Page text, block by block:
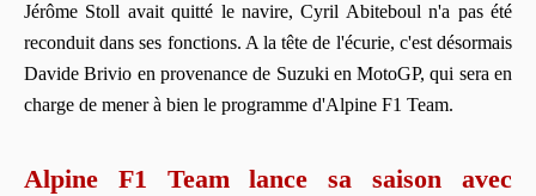
Jérôme Stoll avait quitté le navire, Cyril Abiteboul n'a pas été
reconduit dans ses fonctions. A la tête de l'écurie, c'est désormais
Davide Brivio en provenance de Suzuki en MotoGP, qui sera en
charge de mener à bien le programme d'Alpine F1 Team.
Alpine F1 Team lance sa saison avec